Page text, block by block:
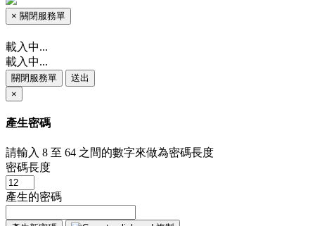
× 關閉服務單
載入中...
載入中...
關閉服務單
送出
×
產生密碼
請輸入 8 至 64 之間的數字來做為密碼長度
密碼長度
產生的密碼